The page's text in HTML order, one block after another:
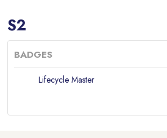
Blocs
S2
BADGES
Lifecycle Master